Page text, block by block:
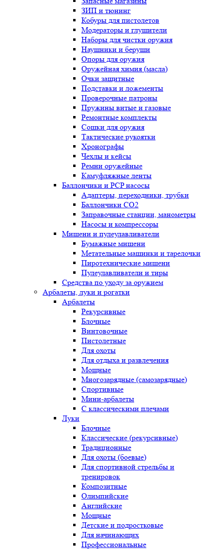
ЗИП и тюнинг
Кобуры для пистолетов
Модераторы и глушители
Наборы для чистки оружия
Наушники и беруши
Опоры для оружия
Оружейная химия (масла)
Очки защитные
Подставки и ложементы
Проверочные патроны
Пружины витые и газовые
Ремонтные комплекты
Сошки для оружия
Тактические рукоятки
Хронографы
Чехлы и кейсы
Ремни оружейные
Камуфляжные ленты
Баллончики и PCP насосы
Адаптеры, переходники, трубки
Баллончики CO2
Заправочные станции, манометры
Насосы и компрессоры
Мишени и пулеулавливатели
Бумажные мишени
Метательные машинки и тарелочки
Пиротехнические мишени
Пулеулавливатели и тиры
Средства по уходу за оружием
Арбалеты, луки и рогатки
Арбалеты
Рекурсивные
Блочные
Винтовочные
Пистолетные
Для охоты
Для отдыха и развлечения
Мощные
Многозарядные (самозарядные)
Спортивные
Мини-арбалеты
С классическими плечами
Луки
Блочные
Классические (рекурсивные)
Традиционные
Для охоты (боевые)
Для спортивной стрельбы и
тренировок
Композитные
Олимпийские
Английские
Мощные
Детские и подростковые
Для начинающих
Профессиональные